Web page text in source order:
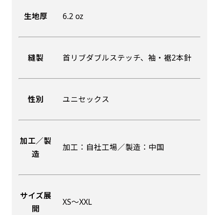
生地厚 6.2 oz
縫製 首リブダブルステッチ、袖・裾2本針
性別 ユニセックス
加工／製
造
加工：自社工場／製造：中国
サイズ展
開
XS〜XXL
際の装飾などにとてもお役立ち！
布A1ポスター(60x84)
のぼりだけでなく、ポスターも作れます。
のぼり旗と同じデザインで飾れば宣伝効果UP!
際の装飾などにとてもお役立ち！
布A1ポスター(84x60)
のぼりだけでなく、ポスターも作れます。
のぼり旗と同じデザインで飾れば宣伝効果UP!